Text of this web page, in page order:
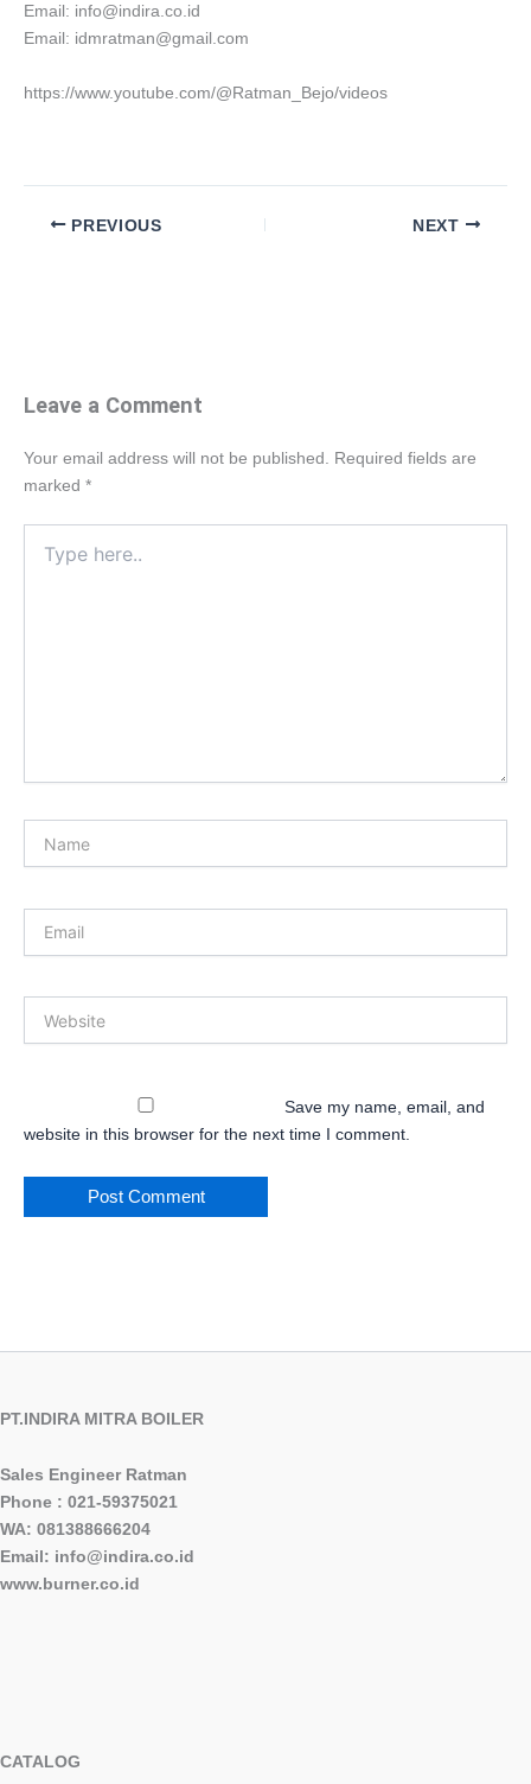
Email: info@indira.co.id
Email: idmratman@gmail.com
https://www.youtube.com/@Ratman_Bejo/videos
PREVIOUS NEXT
Leave a Comment
Your email address will not be published. Required fields are
marked *
here..
Save my name, email, and
website in this browser for the next time I comment.
PT.INDIRA MITRA BOILER
Sales Engineer Ratman
Phone : 021-59375021
WA: 081388666204
Email: info@indira.co.id
www.burner.co.id
CATALOG